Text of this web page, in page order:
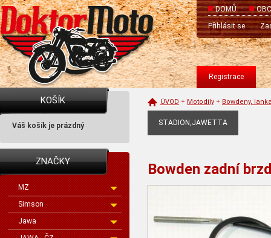
DOMŮ
Přihlásit se
Registrace
KOŠÍK
Váš košík je prázdný
ZNAČKY
MZ
Simson
Jawa
ÚVOD + Motodíly + Bowdeny,
STADION,JAWETTA
Bowden zadní